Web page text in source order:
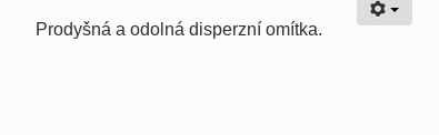
Prodyšná a odolná disperzní omítka.